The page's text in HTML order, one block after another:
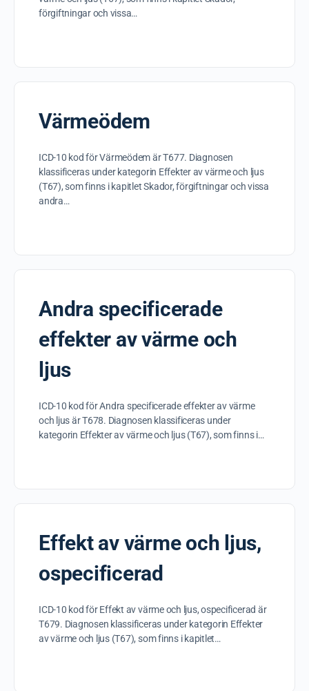
förgiftningar och vissa…
Värmeödem
ICD-10 kod för Värmeödem är T677. Diagnosen
klassificeras under kategorin Effekter av värme och ljus
(T67), som finns i kapitlet Skador, förgiftningar och vissa
andra…
Andra specificerade
effekter av värme och
ljus
ICD-10 kod för Andra specificerade effekter av värme
och ljus är T678. Diagnosen klassificeras under
kategorin Effekter av värme och ljus (T67), som finns i…
Effekt av värme och ljus,
ospecificerad
ICD-10 kod för Effekt av värme och ljus, ospecificerad är
T679. Diagnosen klassificeras under kategorin Effekter
av värme och ljus (T67), som finns i kapitlet…